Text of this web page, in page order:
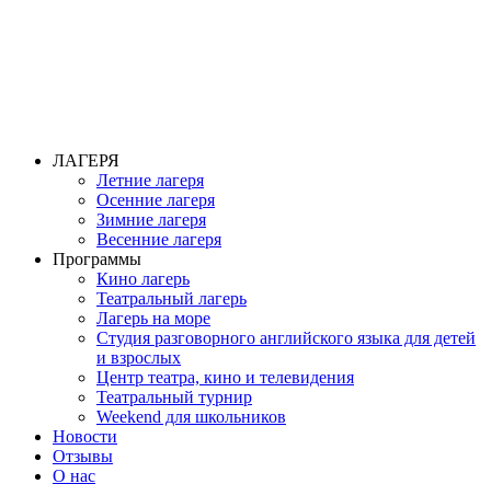
ЛАГЕРЯ
Летние лагеря
Осенние лагеря
Зимние лагеря
Весенние лагеря
Программы
Кино лагерь
Театральный лагерь
Лагерь на море
Студия разговорного английского языка для детей
и взрослых
Центр театра, кино и телевидения
Театральный турнир
Weekend для школьников
Новости
Отзывы
О нас